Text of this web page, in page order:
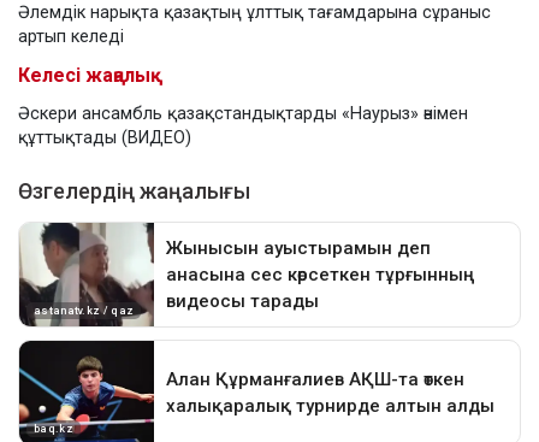
Әлемдік нарықта қазақтың ұлттық тағамдарына сұраныс
артып келеді
Келесі жаңалық
Әскери ансамбль қазақстандықтарды «Наурыз» әнімен
құттықтады (ВИДЕО)